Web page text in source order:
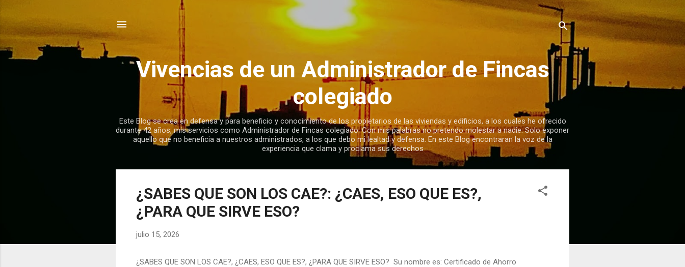
Ir al contenido principal
Vivencias de un Administrador de Fincas
colegiado
Este Blog se crea en defensa y para beneficio y conocimiento de los propietarios de las viviendas y edificios, a los cuales he ofrecido
durante 42 años, mis servicios como Administrador de Fincas colegiado. Con mis palabras no pretendo molestar a nadie. Solo exponer
aquello que no beneficia a nuestros administrados, a los que debo mi lealtad y defensa. En este Blog encontraran la voz de la
experiencia que clama y proclama sus derechos
¿SABES QUE SON LOS CAE?: ¿CAES, ESO QUE ES?,
¿PARA QUE SIRVE ESO?
julio 15, 2026
¿SABES QUE SON LOS CAE?, ¿CAES, ESO QUE ES?, ¿PARA QUE SIRVE ESO? Su nombre es: Certificado de Ahorro